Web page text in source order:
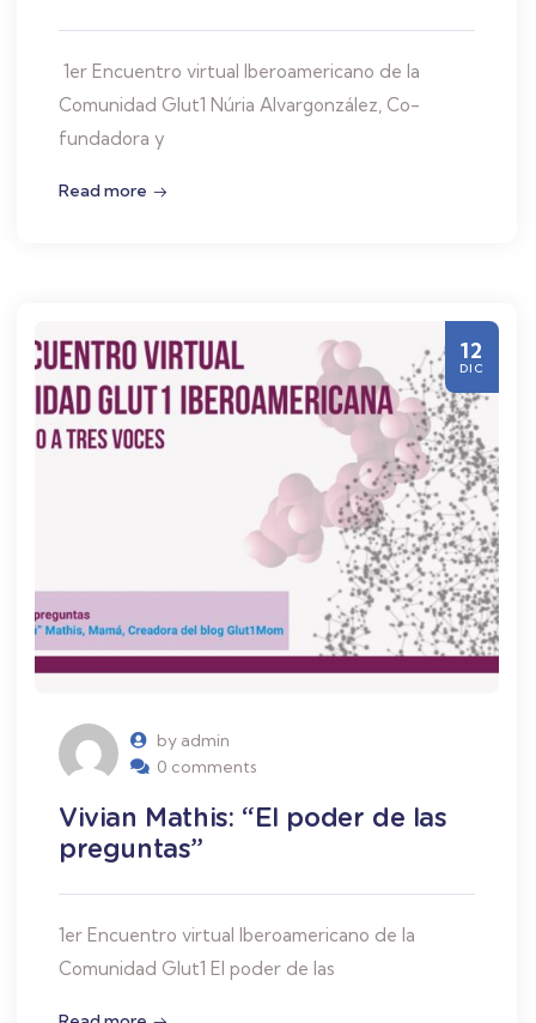
1er Encuentro virtual Iberoamericano de la
Comunidad Glut1 Núria Alvargonzález, Co-
fundadora y
Read more
by admin
0 comments
Vivian Mathis: “El poder de las
preguntas”
1er Encuentro virtual Iberoamericano de la
Comunidad Glut1 El poder de las
12
DIC